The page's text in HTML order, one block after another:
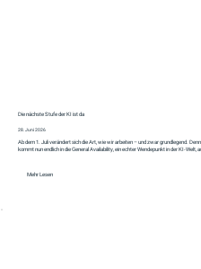
Die nächste Stufe der KI ist da
28. Juni 2026
Ab dem 1. Juli verändert sich die Art, wie wir arbeiten – und zwar grundlegend.
kommt nun endlich in die General Availability, ein echter Wendepunkt in der KI-Welt,
Mehr Lesen